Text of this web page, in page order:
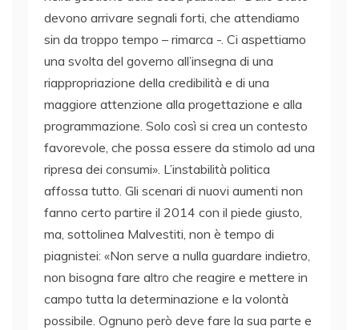
devono arrivare segnali forti, che attendiamo
sin da troppo tempo – rimarca -. Ci aspettiamo
una svolta del governo all’insegna di una
riappropriazione della credibilità e di una
maggiore attenzione alla progettazione e alla
programmazione. Solo così si crea un contesto
favorevole, che possa essere da stimolo ad una
ripresa dei consumi». L’instabilità politica
affossa tutto. Gli scenari di nuovi aumenti non
fanno certo partire il 2014 con il piede giusto,
ma, sottolinea Malvestiti, non è tempo di
piagnistei: «Non serve a nulla guardare indietro,
non bisogna fare altro che reagire e mettere in
campo tutta la determinazione e la volontà
possibile. Ognuno però deve fare la sua parte e